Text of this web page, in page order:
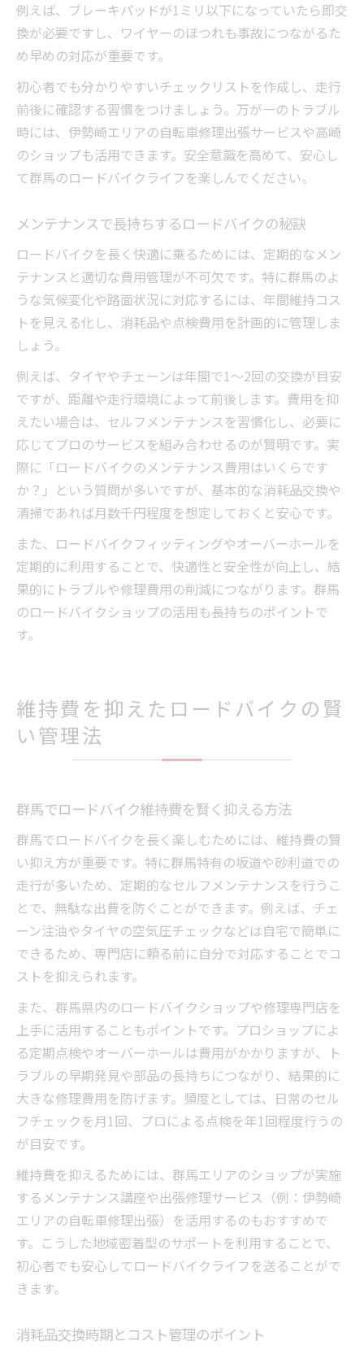
例えば、ブレーキパッドが1ミリ以下になっていたら即交
換が必要ですし、ワイヤーのほつれも事故につながるた
め早めの対応が重要です。
初心者でも分かりやすいチェックリストを作成し、走行
前後に確認する習慣をつけましょう。万が一のトラブル
時には、伊勢崎エリアの自転車修理出張サービスや高崎
のショップも活用できます。安全意識を高めて、安心し
て群馬のロードバイクライフを楽しんでください。
メンテナンスで長持ちするロードバイクの秘訣
ロードバイクを長く快適に乗るためには、定期的なメン
テナンスと適切な費用管理が不可欠です。特に群馬のよ
うな気候変化や路面状況に対応するには、年間維持コス
トを見える化し、消耗品や点検費用を計画的に管理しま
しょう。
例えば、タイヤやチェーンは年間で1～2回の交換が目安
ですが、距離や走行環境によって前後します。費用を抑
えたい場合は、セルフメンテナンスを習慣化し、必要に
応じてプロのサービスを組み合わせるのが賢明です。実
際に「ロードバイクのメンテナンス費用はいくらです
か？」という質問が多いですが、基本的な消耗品交換や
清掃であれば月数千円程度を想定しておくと安心です。
また、ロードバイクフィッティングやオーバーホールを
定期的に利用することで、快適性と安全性が向上し、結
果的にトラブルや修理費用の削減につながります。群馬
のロードバイクショップの活用も長持ちのポイントで
す。
維持費を抑えたロードバイクの賢
い管理法
群馬でロードバイク維持費を賢く抑える方法
群馬でロードバイクを長く楽しむためには、維持費の賢
い抑え方が重要です。特に群馬特有の坂道や砂利道での
走行が多いため、定期的なセルフメンテナンスを行うこ
とで、無駄な出費を防ぐことができます。例えば、チェ
ーン注油やタイヤの空気圧チェックなどは自宅で簡単に
できるため、専門店に頼る前に自分で対応することでコ
ストを抑えられます。
また、群馬県内のロードバイクショップや修理専門店を
上手に活用することもポイントです。プロショップによ
る定期点検やオーバーホールは費用がかかりますが、ト
ラブルの早期発見や部品の長持ちにつながり、結果的に
大きな修理費用を防げます。頻度としては、日常のセル
フチェックを月1回、プロによる点検を年1回程度行うの
が目安です。
維持費を抑えるためには、群馬エリアのショップが実施
するメンテナンス講座や出張修理サービス（例：伊勢崎
エリアの自転車修理出張）を活用するのもおすすめで
す。こうした地域密着型のサポートを利用することで、
初心者でも安心してロードバイクライフを送ることがで
きます。
消耗品交換時期とコスト管理のポイント